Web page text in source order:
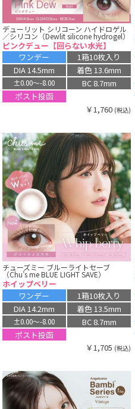
デューリット シリコーン ハイドロゲル
／シリコン（Dewlit silicone hydrogel）
ピンクデュー【回らない水光】
ワンデー
1箱10枚入り
DIA 14.5mm
着色 13.6mm
±0.00〜-8.00
BC 8.7mm
ポスト投函
￥1,760 (税込)
チューズミー ブルーライトセーブ
（Chu’s me BLUE LIGHT SAVE）
ホイップベリー
ワンデー
1箱10枚入り
DIA 14.2mm
着色 13.5mm
±0.00〜-8.00
BC 8.7mm
ポスト投函
￥1,705 (税込)